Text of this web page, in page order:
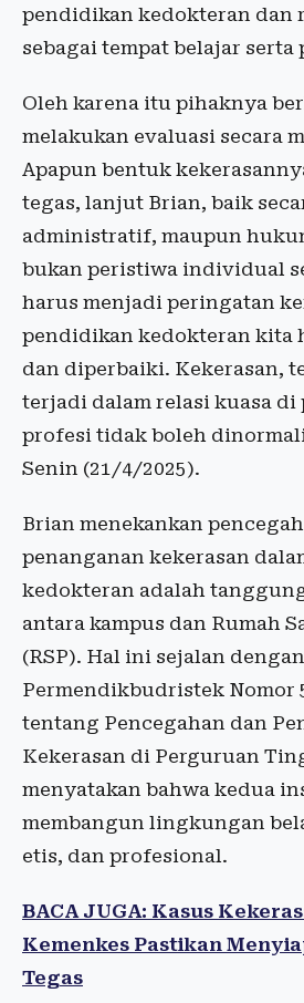
pendidikan kedokteran dan
sebagai tempat belajar serta
Oleh karena itu pihaknya
melakukan evaluasi secara
Apapun bentuk
tegas, lanjut Brian, baik
administratif, maupun
bukan peristiwa individual
harus menjadi peringatan
pendidikan kedokteran kita
dan diperbaiki. Kekerasan,
terjadi dalam relasi kuasa di
profesi tidak boleh
Senin (21/4/2025).
Brian menekankan
penanganan kekerasan
kedokteran adalah
antara kampus dan Rumah
(RSP). Hal ini sejalan
Permendikbudristek Nomor
tentang Pencegahan dan
Kekerasan di Perguruan
menyatakan bahwa kedua
membangun lingkungan
etis, dan profesional.
BACA JUGA: Kasus
Kemenkes Pastikan
Tegas